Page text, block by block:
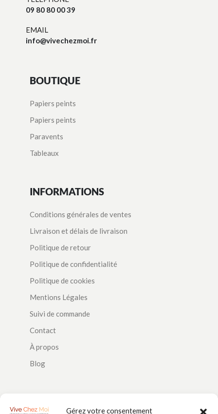
Gérez votre consentement
09 80 80 00 39
EMAIL
info@vivechezmoi.fr
BOUTIQUE
Papiers peints
Papiers peints
Paravents
Tableaux
INFORMATIONS
Conditions générales de ventes
Livraison et délais de livraison
Politique de retour
Politique de confidentialité
Politique de cookies
Mentions Légales
Suivi de commande
Contact
À propos
Blog